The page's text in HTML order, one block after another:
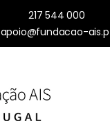
217 544 000
apoio@fundacao-